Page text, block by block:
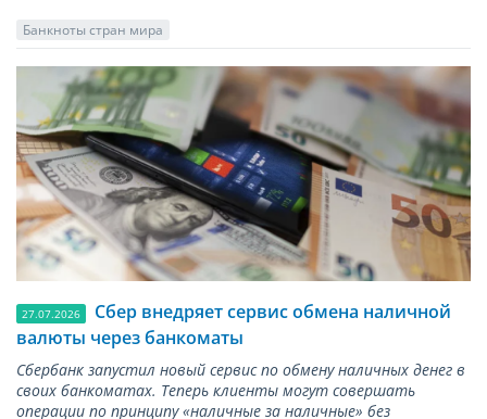
Банкноты стран мира
27.07.2026
Сбер внедряет сервис обмена наличной
валюты через банкоматы
Сбербанк запустил новый сервис по обмену наличных денег в
своих банкоматах. Теперь клиенты могут совершать
операции по принципу «наличные за наличные» без